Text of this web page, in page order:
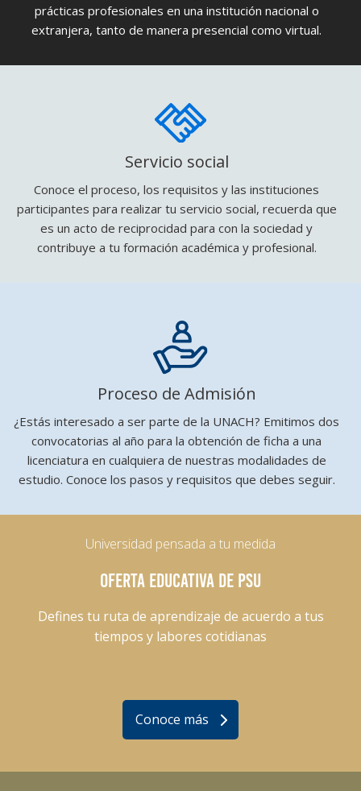
prácticas profesionales en una institución nacional o
extranjera, tanto de manera presencial como virtual.
Proceso de Admisión
¿Estás interesado a ser parte de la UNACH? Emitimos dos
convocatorias al año para la obtención de ficha a una
licenciatura en cualquiera de nuestras modalidades de
estudio. Conoce los pasos y requisitos que debes seguir.
Servicio social
Conoce el proceso, los requisitos y las instituciones
participantes para realizar tu servicio social, recuerda que
es un acto de reciprocidad para con la sociedad y
contribuye a tu formación académica y profesional.
Universidad pensada a tu medida
OFERTA EDUCATIVA DE PSU
Defines tu ruta de aprendizaje de acuerdo a tus
tiempos y labores cotidianas
Conoce más